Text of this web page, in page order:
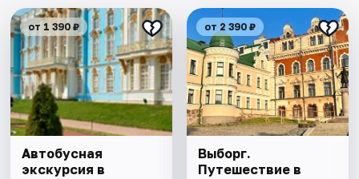
от 1 390 ₽
Автобусная
экскурсия в
от 2 390 ₽
Выборг.
Путешествие в